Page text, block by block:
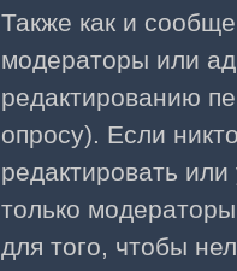
Также как и
модераторы или
редактированию
опросу). Если
редактировать
только
для того, чтобы